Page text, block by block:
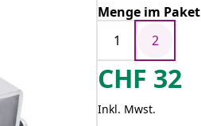
Menge im Paket
1
2
CHF 32
Inkl. Mwst.